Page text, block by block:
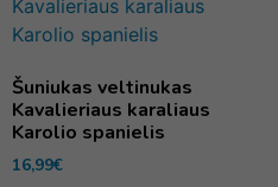
Šuniukas veltinukas
Kavalieriaus karaliaus
Karolio spanielis
16,99€